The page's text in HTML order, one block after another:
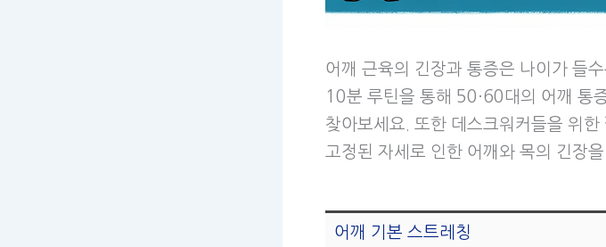
어깨 근육의 긴장과 통증은 나이가 들
10분 루틴을 통해 50·60대의 어깨 통
찾아보세요. 또한 데스크워커들을 위
고정된 자세로 인한 어깨와 목의 긴장
어깨 기본 스트레칭